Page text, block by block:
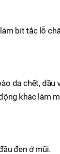
bít tắc lỗ
da chết, dầu
khác làm
đen ở mũi.